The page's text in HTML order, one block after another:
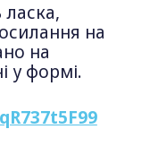
ласка,
на
на
у формі.